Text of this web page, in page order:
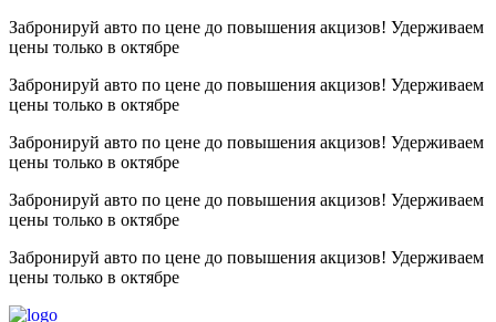
Забронируй авто по цене до повышения акцизов! Удерживаем
цены только в октябре
Забронируй авто по цене до повышения акцизов! Удерживаем
цены только в октябре
Забронируй авто по цене до повышения акцизов! Удерживаем
цены только в октябре
Забронируй авто по цене до повышения акцизов! Удерживаем
цены только в октябре
Забронируй авто по цене до повышения акцизов! Удерживаем
цены только в октябре